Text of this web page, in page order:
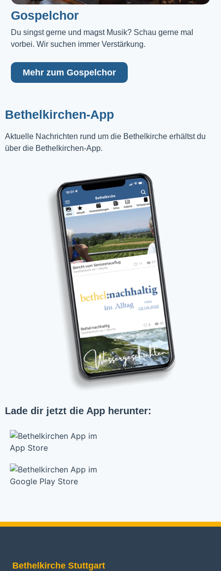
Gospelchor
Du singst gerne und magst Musik? Schau gerne mal
vorbei. Wir suchen immer Verstärkung.
Mehr zum Gospelchor
Bethelkirchen-App
Aktuelle Nachrichten rund um die Bethelkirche erhältst du
über die Bethelkirchen-App.
Lade dir jetzt die App herunter:
Bethelkirche Stuttgart